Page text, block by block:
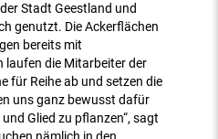
Stadt Geestland und
genutzt. Die Ackerflächen
bereits mit
laufen die Mitarbeiter der
für Reihe ab und setzen die
uns ganz bewusst dafür
Glied zu pflanzen“, sagt